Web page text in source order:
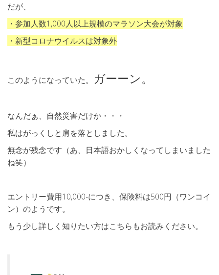
だが、
・参加人数1,000人以上規模のマラソン大会が対象
・新型コロナウイルスは対象外
このようになっていた。 ガーーン。
なんだぁ、自然災害だけか・・・
私はがっくしと肩を落としました。
無念が残念です（あ、日本語おかしくなってしまいました
ね笑）
エントリー費用10,000-につき、保険料は500円（ワンコイ
ン）のようです。
もう少し詳しく知りたい方はこちらもお読みください。